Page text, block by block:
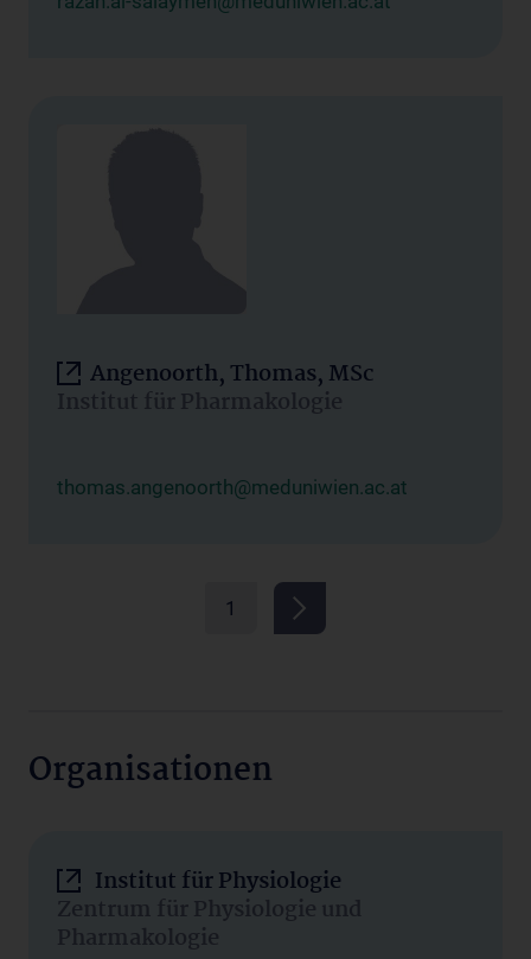
Angenoorth, Thomas, MSc
Institut für Pharmakologie
thomas.angenoorth@meduniwien.ac.at
1
Organisationen
Institut für Physiologie
Zentrum für Physiologie und
Pharmakologie